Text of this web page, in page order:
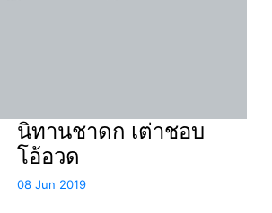
นิทานชาดก เต่าชอบ
โอ้อวด
08 Jun 2019